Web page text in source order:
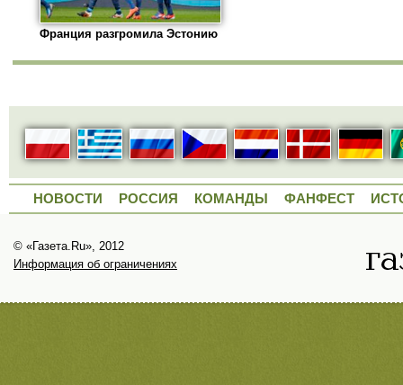
Франция разгромила Эстонию
НОВОСТИ РОССИЯ КОМАНДЫ ФАНФЕСТ
© «Газета.Ru», 2012
Информация об ограничениях